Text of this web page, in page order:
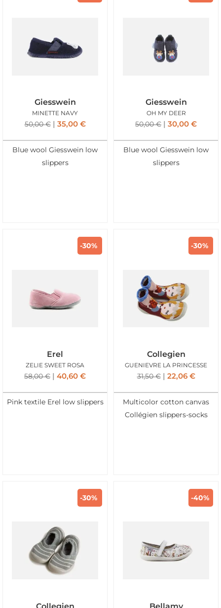
Giesswein
MINETTE NAVY
50,00€ 35,00 €
Blue wool Giesswein low
slippers
Giesswein
OH MY DEER
50,00€ 30,00 €
Blue wool Giesswein low
slippers
-30%
Erel
ZELIE SWEET ROSA
58,00€ 40,60 €
Pink textile Erel low slippers
-30%
Collegien
GUENIEVRE LA PRINCESSE
31,50€ 22,06 €
Multicolor cotton canvas
Collégien slippers-socks
-30% -40%